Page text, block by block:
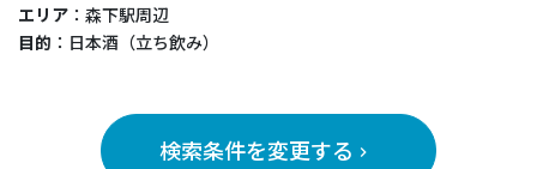
エリア ：森下駅周辺
目的 ：日本酒（立ち飲み）
検索条件を変更する keyboard_arrow_right